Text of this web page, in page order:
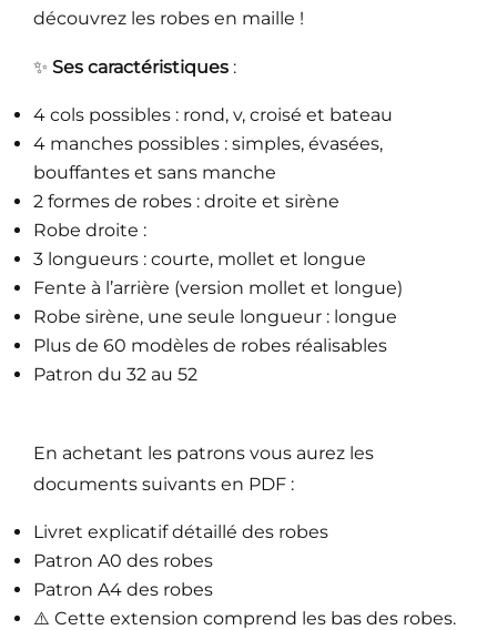
découvrez les robes en maille !
✨ Ses caractéristiques :
4 cols possibles : rond, v, croisé et bateau
4 manches possibles : simples, évasées,
bouffantes et sans manche
2 formes de robes : droite et sirène
Robe droite :
3 longueurs : courte, mollet et longue
Fente à l’arrière (version mollet et longue)
Robe sirène, une seule longueur : longue
Plus de 60 modèles de robes réalisables
Patron du 32 au 52
En achetant les patrons vous aurez les
documents suivants en PDF :
Livret explicatif détaillé des robes
Patron A0 des robes
Patron A4 des robes
⚠️ Cette extension comprend les bas des robes.